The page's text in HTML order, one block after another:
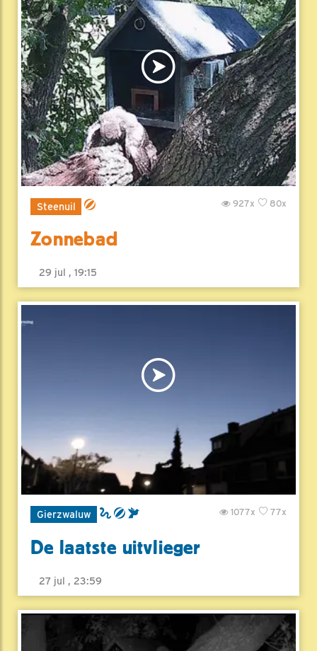
Steenuil 80x
927x
Zonnebad
29 jul , 19:15
Gierzwaluw 77x
1077x
De laatste uitvlieger
27 jul , 23:59